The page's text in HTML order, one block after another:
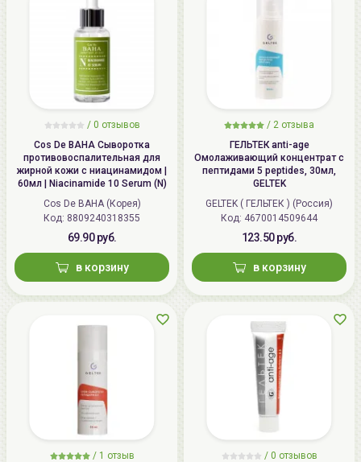
Ретинол хорошо работает вместе с
поэтому ретиноловую сыворотку хорошо наносить
поверх сыворотки с ниацинамидом (ниацинамид
подготовит кожу к ретинолу и он лучше усвоится,
будет меньше раздражения кожных покровов).
/ 0 отзывов
Cos De BAHA Сыворотка
противовоспалительная для
жирной кожи с ниацинамидом |
60мл | Niacinamide 10 Serum (N)
Cos De BAHA (Корея)
Код: 8809240318355
69.90 руб.
в корзину
/ 2 отзыва
ГЕЛЬТЕК anti-age
Омолаживающий концентрат с
пептидами 5 peptides, 30мл,
GELTEK
GELTEK ( ГЕЛЬТЕК ) (Россия)
Код: 4670014509644
123.50 руб.
в корзину
/ 1 отзыв
/ 0 отзывов